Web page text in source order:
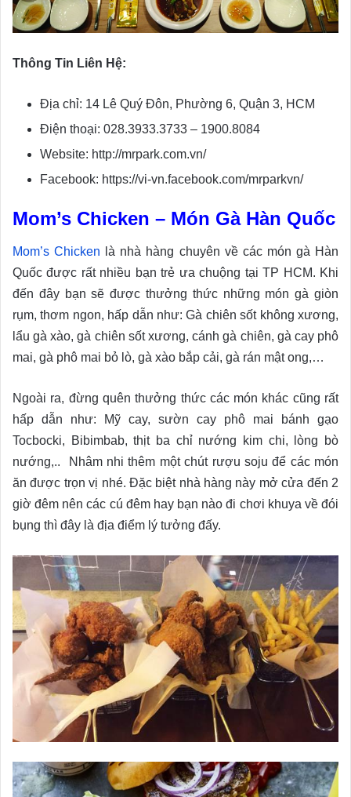
Thông Tin Liên Hệ:
Địa chỉ: 14 Lê Quý Đôn, Phường 6, Quận 3, HCM
Điện thoại: 028.3933.3733 – 1900.8084
Website: http://mrpark.com.vn/
Facebook: https://vi-vn.facebook.com/mrparkvn/
Mom’s Chicken – Món Gà Hàn Quốc
Mom’s Chicken là nhà hàng chuyên về các món gà Hàn
Quốc được rất nhiều bạn trẻ ưa chuộng tại TP HCM. Khi
đến đây bạn sẽ được thưởng thức những món gà giòn
rụm, thơm ngon, hấp dẫn như: Gà chiên sốt không xương,
lẩu gà xào, gà chiên sốt xương, cánh gà chiên, gà cay phô
mai, gà phô mai bỏ lò, gà xào bắp cải, gà rán mật ong,…
Ngoài ra, đừng quên thưởng thức các món khác cũng rất
hấp dẫn như: Mỹ cay, sườn cay phô mai bánh gạo
Tocbocki, Bibimbab, thịt ba chỉ nướng kim chi, lòng bò
nướng,.. Nhâm nhi thêm một chút rượu soju để các món
ăn được trọn vị nhé. Đặc biệt nhà hàng này mở cửa đến 2
giờ đêm nên các cú đêm hay bạn nào đi chơi khuya về đói
bụng thì đây là địa điểm lý tưởng đấy.